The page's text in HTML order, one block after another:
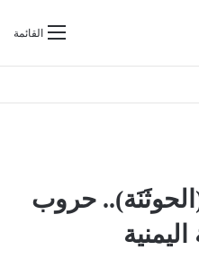
القائمةبحث عن
حروب